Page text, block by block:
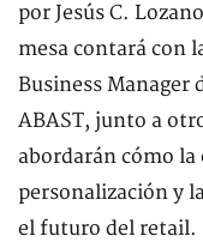
por Jesús C.
mesa contará con
Business Manager
ABAST, junto a
abordarán cómo
personalización y
el futuro del retail.